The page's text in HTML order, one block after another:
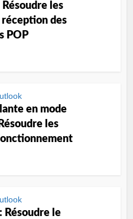
les
des
POP
en mode
les
Résoudre le